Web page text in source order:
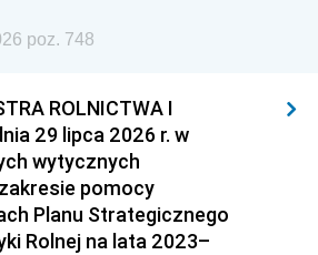
poz. 748
ROLNICTWA I
29 lipca 2026 r. w
wytycznych
pomocy
Planu Strategicznego
Rolnej na lata 2023–